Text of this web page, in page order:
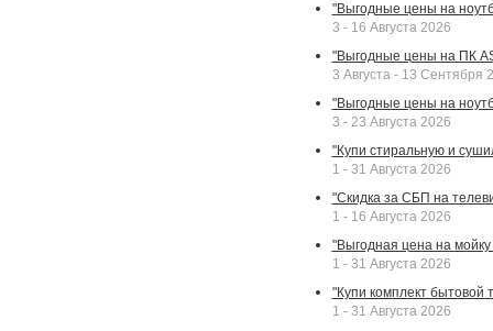
"Выгодные цены на
3 - 16 Августа 2026
"Выгодные цены на ПК
3 Августа - 13 Сентября
"Выгодные цены на
3 - 23 Августа 2026
"Купи стиральную и
1 - 31 Августа 2026
"Скидка за СБП на
1 - 16 Августа 2026
"Выгодная цена на
1 - 31 Августа 2026
"Купи комплект бытовой
1 - 31 Августа 2026